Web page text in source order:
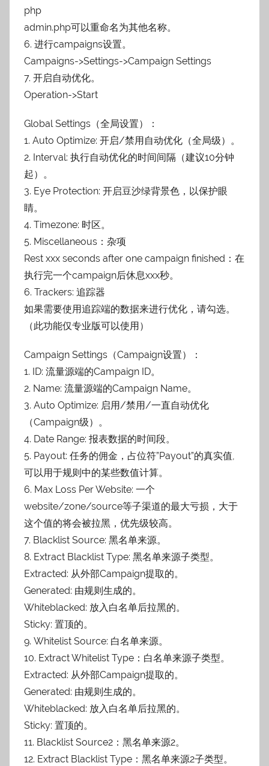
php
admin.php可以重命名为其他名称。
6. 进行campaigns设置。
Campaigns->Settings->Campaign Settings
7. 开启自动优化。
Operation->Start
Global Settings（全局设置）：
1. Auto Optimize: 开启/禁用自动优化（全局级）。
2. Interval: 执行自动优化的时间间隔（建议10分钟
起）。
3. Eye Protection: 开启豆沙绿背景色，以保护眼
睛。
4. Timezone: 时区。
5. Miscellaneous：杂项
Rest xxx seconds after one campaign finished：在
执行完一个campaign后休息xxx秒。
6. Trackers: 追踪器
如果需要使用追踪端的数据来进行优化，请勾选。
（此功能仅专业版可以使用）
Campaign Settings（Campaign设置）：
1. ID: 流量源端的Campaign ID。
2. Name: 流量源端的Campaign Name。
3. Auto Optimize: 启用/禁用/一直自动优化
（Campaign级）。
4. Date Range: 报表数据的时间段。
5. Payout: 任务的佣金，占位符”Payout”的真实值,
可以用于规则中的某些数值计算。
6. Max Loss Per Website: 一个
website/zone/source等子渠道的最大亏损，大于
这个值的将会被拉黑，优先级较高。
7. Blacklist Source: 黑名单来源。
8. Extract Blacklist Type: 黑名单来源子类型。
Extracted: 从外部Campaign提取的。
Generated: 由规则生成的。
Whiteblacked: 放入白名单后拉黑的。
Sticky: 置顶的。
9. Whitelist Source: 白名单来源。
10. Extract Whitelist Type：白名单来源子类型。
Extracted: 从外部Campaign提取的。
Generated: 由规则生成的。
Whiteblacked: 放入白名单后拉黑的。
Sticky: 置顶的。
11. Blacklist Source2：黑名单来源2。
12. Extract Blacklist Type：黑名单来源2子类型。